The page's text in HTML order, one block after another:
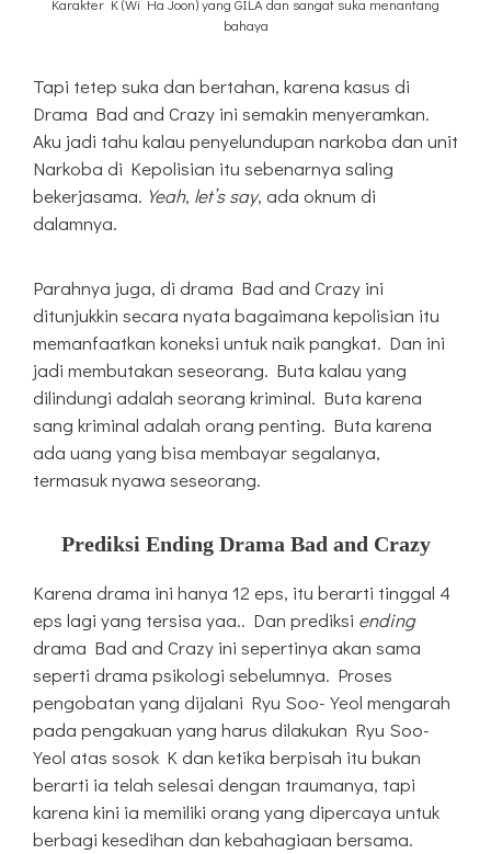
Karakter K (Wi Ha Joon) yang GILA dan sangat suka menantang
bahaya
Tapi tetep suka dan bertahan, karena kasus di
Drama Bad and Crazy ini semakin menyeramkan.
Aku jadi tahu kalau penyelundupan narkoba dan unit
Narkoba di Kepolisian itu sebenarnya saling
bekerjasama. Yeah, let’s say, ada oknum di
dalamnya.
Parahnya juga, di drama Bad and Crazy ini
ditunjukkin secara nyata bagaimana kepolisian itu
memanfaatkan koneksi untuk naik pangkat. Dan ini
jadi membutakan seseorang. Buta kalau yang
dilindungi adalah seorang kriminal. Buta karena
sang kriminal adalah orang penting. Buta karena
ada uang yang bisa membayar segalanya,
termasuk nyawa seseorang.
Prediksi Ending Drama Bad and Crazy
Karena drama ini hanya 12 eps, itu berarti tinggal 4
eps lagi yang tersisa yaa.. Dan prediksi ending
drama Bad and Crazy ini sepertinya akan sama
seperti drama psikologi sebelumnya. Proses
pengobatan yang dijalani Ryu Soo-Yeol mengarah
pada pengakuan yang harus dilakukan Ryu Soo-
Yeol atas sosok K dan ketika berpisah itu bukan
berarti ia telah selesai dengan traumanya, tapi
karena kini ia memiliki orang yang dipercaya untuk
berbagi kesedihan dan kebahagiaan bersama.